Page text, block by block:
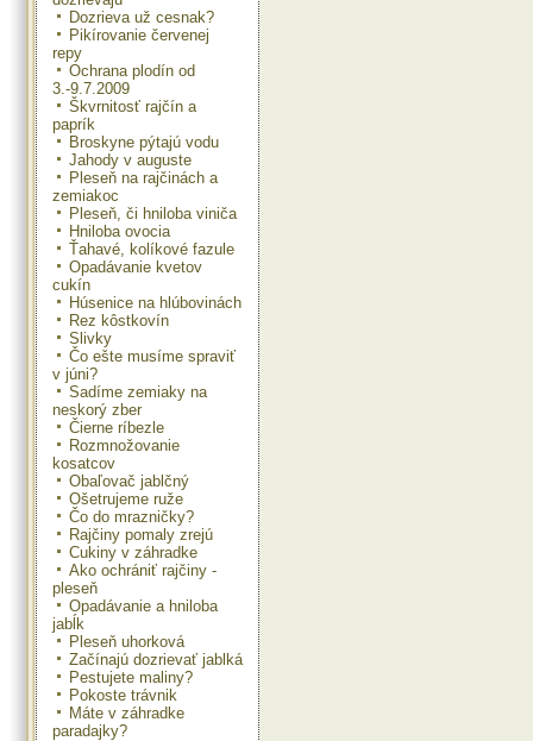
Dozrieva už cesnak?
Pikírovanie červenej
repy
Ochrana plodín od
3.-9.7.2009
Škvrnitosť rajčín a
paprík
Broskyne pýtajú vodu
Jahody v auguste
Pleseň na rajčinách a
zemiakoc
Pleseň, či hniloba viniča
Hniloba ovocia
Ťahavé, kolíkové fazule
Opadávanie kvetov
cukín
Húsenice na hlúbovinách
Rez kôstkovín
Slivky
Čo ešte musíme spraviť
v júni?
Sadíme zemiaky na
neskorý zber
Čierne ríbezle
Rozmnožovanie
kosatcov
Obaľovač jablčný
Ošetrujeme ruže
Čo do mrazničky?
Rajčiny pomaly zrejú
Cukiny v záhradke
Ako ochrániť rajčiny -
pleseň
Opadávanie a hniloba
jabĺk
Pleseň uhorková
Začínajú dozrievať jablká
Pestujete maliny?
Pokoste trávnik
Máte v záhradke
paradajky?